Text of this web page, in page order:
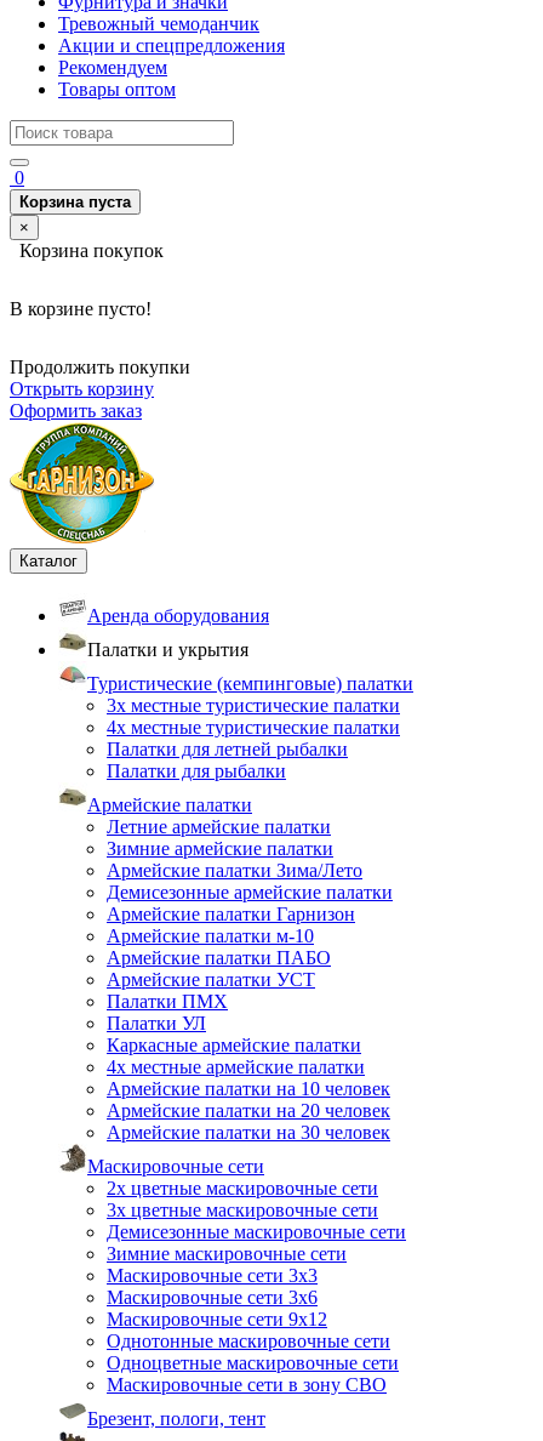
Тревожный чемоданчик
Акции и спецпредложения
Рекомендуем
Товары оптом
0
Корзина пуста
×
Корзина покупок
В корзине пусто!
Продолжить покупки
Открыть корзину
Оформить заказ
Каталог
Аренда оборудования
Палатки и укрытия
Туристические (кемпинговые) палатки
3х местные туристические палатки
4х местные туристические палатки
Палатки для летней рыбалки
Палатки для рыбалки
Армейские палатки
Летние армейские палатки
Зимние армейские палатки
Армейские палатки Зима/Лето
Демисезонные армейские палатки
Армейские палатки Гарнизон
Армейские палатки м-10
Армейские палатки ПАБО
Армейские палатки УСТ
Палатки ПМХ
Палатки УЛ
Каркасные армейские палатки
4х местные армейские палатки
Армейские палатки на 10 человек
Армейские палатки на 20 человек
Армейские палатки на 30 человек
Маскировочные сети
2х цветные маскировочные сети
3х цветные маскировочные сети
Демисезонные маскировочные сети
Зимние маскировочные сети
Маскировочные сети 3х3
Маскировочные сети 3х6
Маскировочные сети 9х12
Однотонные маскировочные сети
Одноцветные маскировочные сети
Маскировочные сети в зону СВО
Брезент, пологи, тент